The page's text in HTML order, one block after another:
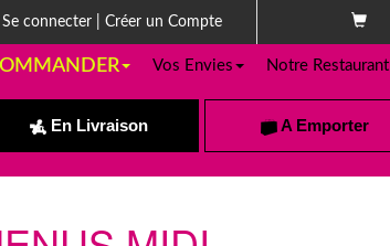
Se connecter| Créer un Compte
Vos Envies Notre Restaurant
En Livraison A Emporter